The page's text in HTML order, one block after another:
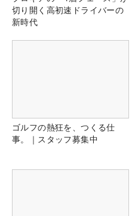
切り開く高初速ドライバーの
新時代
ゴルフの熱狂を、つくる仕
事。｜スタッフ募集中